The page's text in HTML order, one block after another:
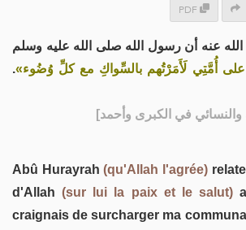
PDF
عنه أن رسول الله صلى الله عليه وسلم
أُمَّتِي لَأَمَرْتُهم بالسِّواكِ مع كلِّ وُضُوء».
في الكبرى وأحمد]
Abû Hurayrah(qu'Allah l'agrée)
d'Allah(sur lui la paix et le salut)
craignais de surcharger ma